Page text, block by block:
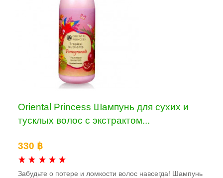
Oriental Princess Шампунь для сухих и
тусклых волос с экстрактом...
330 ฿
Забудьте о потере и ломкости волос навсегда! Шампунь